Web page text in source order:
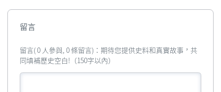
留言
留言( 0 人參與, 0 條留言)：期待您提供史料和真實故事，共
同填補歷史空白!（150字以內）